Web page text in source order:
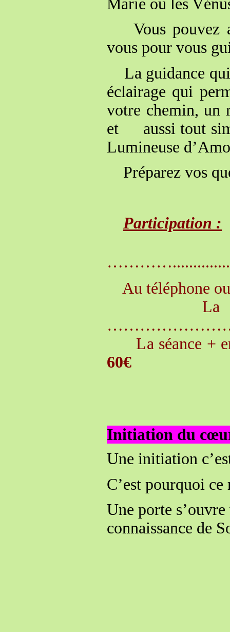
Marie ou les
Vous pouvez
vous pour vous
La guidance qui
éclairage qui
votre chemin, un
et aussi tout
Lumineuse
Préparez vos
Participation :
Au téléphone
La
La séance +
60€
Initiation du
Une initiation
C’est pourquoi ce
Une porte
connaissance de